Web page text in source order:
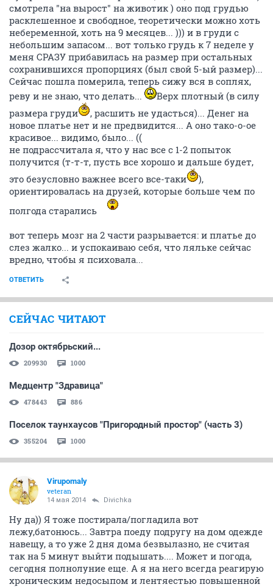
смотрела "на вырост" на животик ) оно под грудью
расклешенное и свободное, теоретически можно хоть
небеременной, хоть на 9 месяцев... ))) и в груди с
небольшим запасом... вот только грудь к 7 неделе у
меня СРАЗУ прибавилась на размер при остальных
сохранившихся пропорциях (был свой 5-ый размер)...
Сейчас пошла померила, теперь сижу вся в соплях,
реву и не знаю, что делать...
Верх плотный (в силу
размера груди
, расшить не удасться)... Денег на
новое платье нет и не предвидится... А оно тако-о-ое
красивое... видимо, было... ((
не подрассчитала я, что у нас все с 1-2 попыток
получится (т-т-т, пусть все хорошо и дальше будет,
это безусловно важнее всего все-таки
),
ориентировалась на друзей, которые больше чем по
полгода старались
вот теперь мозг на 2 части разрывается: и платье до
слез жалко... и успокаиваю себя, что ляльке сейчас
вредно, чтобы я психовала...
ОТВЕТИТЬ
СЕЙЧАС ЧИТАЮТ
Дозор октябрьский...
209930 1000
Медцентр "Здравица"
478443 886
Поселок таунхаусов "Пригородный простор" (часть 3)
355204 1000
Virupomaly
veteran
14 мая 2014 Divichka
Ну да)) Я тоже постирала/погладила вот
лежу,батонюсь... Завтра поеду подругу на дом одежде
навещу, а то уже 2 дня дома безвылазно, не считая
так на 5 минут выйти подышать.... Может и погода,
сегодня полнолуние еще. А я на него всегда реагирую
хроническим недосыпом и лентяестью повышенной